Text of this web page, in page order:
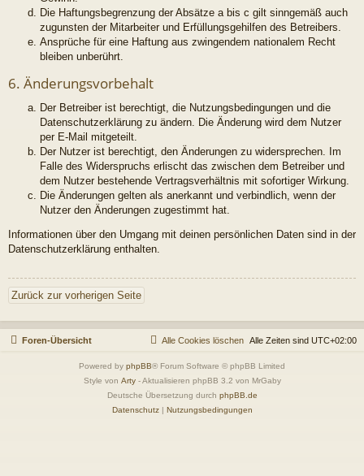
Die Haftungsbegrenzung der Absätze a bis c gilt sinngemäß auch
zugunsten der Mitarbeiter und Erfüllungsgehilfen des Betreibers.
Ansprüche für eine Haftung aus zwingendem nationalem Recht
bleiben unberührt.
6. Änderungsvorbehalt
Der Betreiber ist berechtigt, die Nutzungsbedingungen und die
Datenschutzerklärung zu ändern. Die Änderung wird dem Nutzer
per E-Mail mitgeteilt.
Der Nutzer ist berechtigt, den Änderungen zu widersprechen. Im
Falle des Widerspruchs erlischt das zwischen dem Betreiber und
dem Nutzer bestehende Vertragsverhältnis mit sofortiger Wirkung.
Die Änderungen gelten als anerkannt und verbindlich, wenn der
Nutzer den Änderungen zugestimmt hat.
Informationen über den Umgang mit deinen persönlichen Daten sind in der
Datenschutzerklärung enthalten.
Zurück zur vorherigen Seite
Foren-Übersicht Alle Zeiten sind UTC+02:00
Alle Cookies löschen
Powered by phpBB® Forum Software © phpBB Limited
Style von Arty- Aktualisieren phpBB 3.2 von MrGaby
Deutsche Übersetzung durch phpBB.de
Datenschutz| Nutzungsbedingungen